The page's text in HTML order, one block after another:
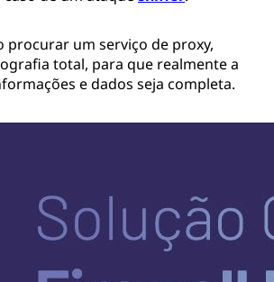
procurar um serviço de proxy,
total, para que realmente a
e dados seja completa.